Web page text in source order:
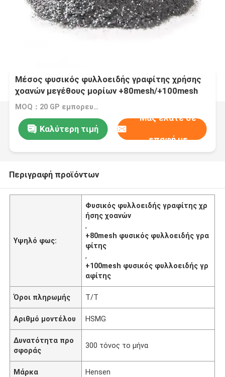
Μέσος φυσικός φυλλοειδής γραφίτης χρήσης
χοανών μεγέθους μορίων +80mesh/+100mesh
MOQ：20 GP εμπορευματοκιβώτιο
Καλύτερη τιμή
Μας ελάτε σε
επαφή με
Περιγραφή προϊόντων
Υψηλό φως:
Φυσικός φυλλοειδής γραφίτης χρ
ήσης χοανών
,
+80mesh φυσικός φυλλοειδής γρα
φίτης
,
+100mesh φυσικός φυλλοειδής γρ
αφίτης
Όροι πληρωμής T/T
Αριθμό μοντέλου HSMG
Δυνατότητα προ
σφοράς
300 τόνος το μήνα
Μάρκα Hensen